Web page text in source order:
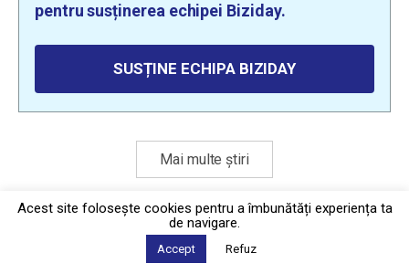
pentru susținerea echipei Biziday.
SUSȚINE ECHIPA BIZIDAY
Mai multe știri
Politica de confidențialitate
2026 © Biziday
Acest site foloseşte cookies pentru a îmbunătăți experiența ta
de navigare.
Accept Refuz